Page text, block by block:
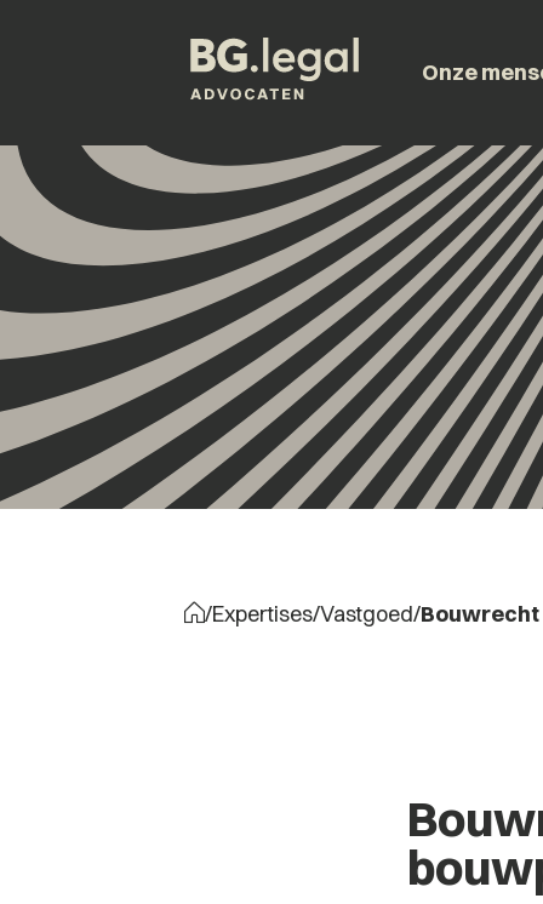
Onze
/Expertises/Vastgoed/Bouwrecht